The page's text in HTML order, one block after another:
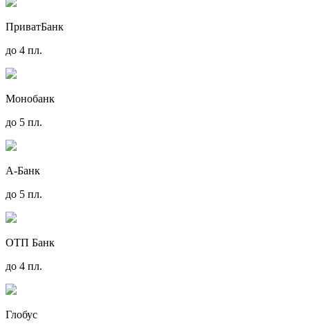
ПриватБанк
до 4 пл.
Монобанк
до 5 пл.
А-Банк
до 5 пл.
ОТП Банк
до 4 пл.
Глобус